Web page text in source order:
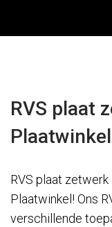
RVS plaat
Plaatwinkel
RVS plaat zetwerk
Plaatwinkel! Ons
verschillende